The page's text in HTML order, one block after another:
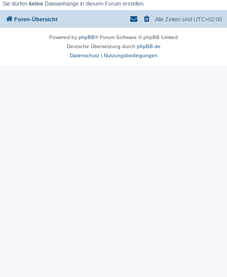
Sie dürfen keine Dateianhänge in diesem Forum erstellen.
Foren-Übersicht Alle Zeiten sind UTC+02:00
Powered by phpBB® Forum Software © phpBB Limited
Deutsche Übersetzung durch phpBB.de
Datenschutz| Nutzungsbedingungen